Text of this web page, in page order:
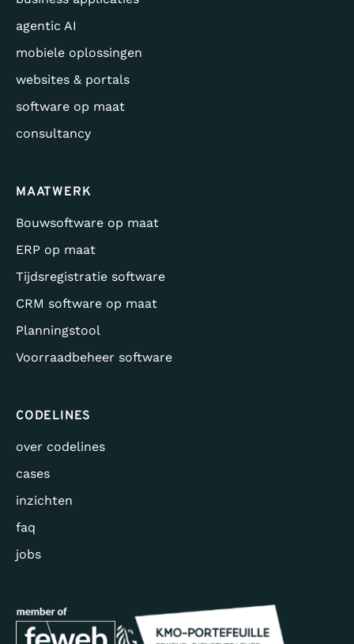
agentic AI
mobiele oplossingen
websites & portals
software op maat
consultancy
MAATWERK
Bouwsoftware op maat
ERP op maat
Tijdsregistratie software
CRM software op maat
Planningstool
Voorraadbeheer software
CODELINES
over codelines
cases
inzichten
faq
jobs